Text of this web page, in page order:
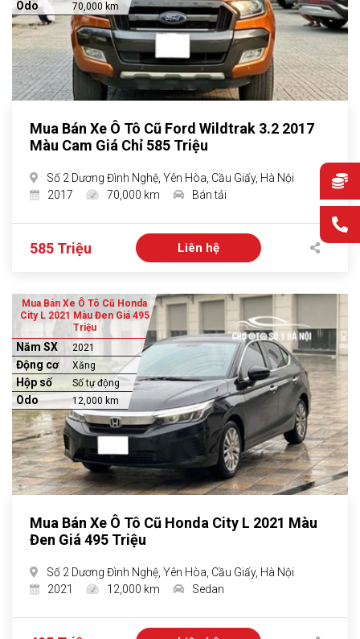
Odo 70,000 km
Mua Bán Xe Ô Tô Cũ Ford Wildtrak 3.2 2017
Màu Cam Giá Chỉ 585 Triệu
Số 2 Dương Đình Nghệ, Yên Hòa, Cầu Giấy, Hà Nội
2017
70,000 km Bán tải
585 Triệu Liên hệ
Mua Bán Xe Ô Tô Cũ Honda
City L 2021 Màu Đen Giá 495
Triệu
Năm SX 2021
Động cơ Xăng
Hộp số Số tự động
Odo 12,000 km
Mua Bán Xe Ô Tô Cũ Honda City L 2021 Màu
Đen Giá 495 Triệu
Số 2 Dương Đình Nghệ, Yên Hòa, Cầu Giấy, Hà Nội
2021
12,000 km Sedan